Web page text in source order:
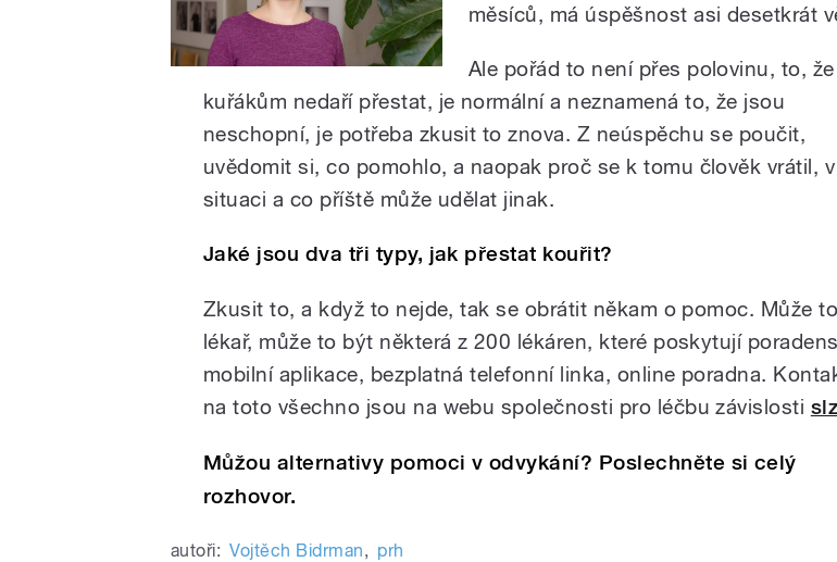
měsíců, má úspěšnost asi desetkrát
Ale pořád to není přes polovinu, to,
kuřákům nedaří přestat, je normální a neznamená to, že jsou
neschopní, je potřeba zkusit to znova. Z neúspěchu se poučit,
uvědomit si, co pomohlo, a naopak proč se k tomu člověk vrátil,
situaci a co příště může udělat jinak.
Jaké jsou dva tři typy, jak přestat kouřit?
Zkusit to, a když to nejde, tak se obrátit někam o pomoc. Může
lékař, může to být některá z 200 lékáren, které poskytují
mobilní aplikace, bezplatná telefonní linka, online poradna.
na toto všechno jsou na webu společnosti pro léčbu závislosti
Můžou alternativy pomoci v odvykání? Poslechněte si celý
rozhovor.
autoři: Vojtěch Bidrman, prh